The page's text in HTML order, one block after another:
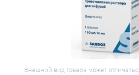
Внешний вид товара может